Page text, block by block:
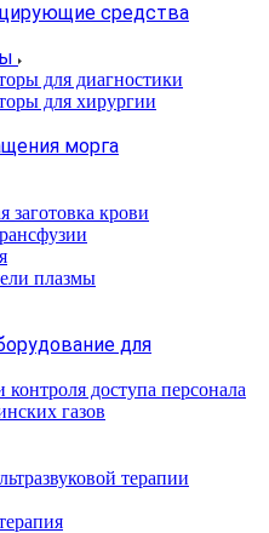
средства
для диагностики
для хирургии
морга
заготовка крови
плазмы
для
доступа персонала
газов
терапии